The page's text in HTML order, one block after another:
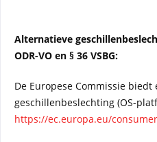
Alternatieve
ODR-VO en § 36 VSBG:
De Europese Commissie
geschillenbeslechting (OS-
https://ec.europa.eu/